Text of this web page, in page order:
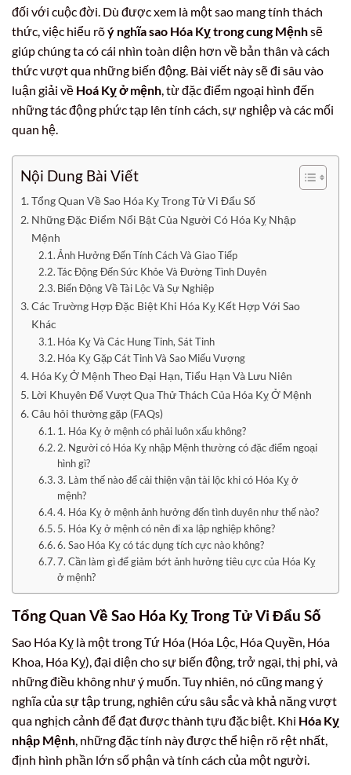
đối với cuộc đời. Dù được xem là một sao mang tính thách
thức, việc hiểu rõý nghĩa sao Hóa Kỵ trong cung Mệnhsẽ
giúp chúng ta có cái nhìn toàn diện hơn về bản thân và cách
thức vượt qua những biến động. Bài viết này sẽ đi sâu vào
luận giải về Hoá Kỵ ở mệnh, từ đặc điểm ngoại hình đến
những tác động phức tạp lên tính cách, sự nghiệp và các mối
quan hệ.
Nội Dung Bài Viết
Tổng Quan Về Sao Hóa Kỵ Trong Tử Vi Đẩu Số
Những Đặc Điểm Nổi Bật Của Người Có Hóa Kỵ Nhập
Mệnh
Ảnh Hưởng Đến Tính Cách Và Giao Tiếp
Tác Động Đến Sức Khỏe Và Đường Tình Duyên
Biến Động Về Tài Lộc Và Sự Nghiệp
Các Trường Hợp Đặc Biệt Khi Hóa Kỵ Kết Hợp Với Sao
Khác
Hóa Kỵ Và Các Hung Tinh, Sát Tinh
Hóa Kỵ Gặp Cát Tinh Và Sao Miếu Vượng
Hóa Kỵ Ở Mệnh Theo Đại Hạn, Tiểu Hạn Và Lưu Niên
Lời Khuyên Để Vượt Qua Thử Thách Của Hóa Kỵ Ở Mệnh
Câu hỏi thường gặp (FAQs)
1. Hóa Kỵ ở mệnh có phải luôn xấu không?
2. Người có Hóa Kỵ nhập Mệnh thường có đặc điểm ngoại
hình gì?
3. Làm thế nào để cải thiện vận tài lộc khi có Hóa Kỵ ở
mệnh?
4. Hóa Kỵ ở mệnh ảnh hưởng đến tình duyên như thế nào?
5. Hóa Kỵ ở mệnh có nên đi xa lập nghiệp không?
6. Sao Hóa Kỵ có tác dụng tích cực nào không?
7. Cần làm gì để giảm bớt ảnh hưởng tiêu cực của Hóa Kỵ
ở mệnh?
Tổng Quan Về Sao Hóa Kỵ Trong Tử Vi Đẩu Số
Sao Hóa Kỵ là một trong Tứ Hóa (Hóa Lộc, Hóa Quyền, Hóa
Khoa, Hóa Kỵ), đại diện cho sự biến động, trở ngại, thị phi, và
những điều không như ý muốn. Tuy nhiên, nó cũng mang ý
nghĩa của sự tập trung, nghiên cứu sâu sắc và khả năng vượt
qua nghịch cảnh để đạt được thành tựu đặc biệt. Khi Hóa Kỵ
nhập Mệnh, những đặc tính này được thể hiện rõ rệt nhất,
định hình phần lớn số phận và tính cách của một người.